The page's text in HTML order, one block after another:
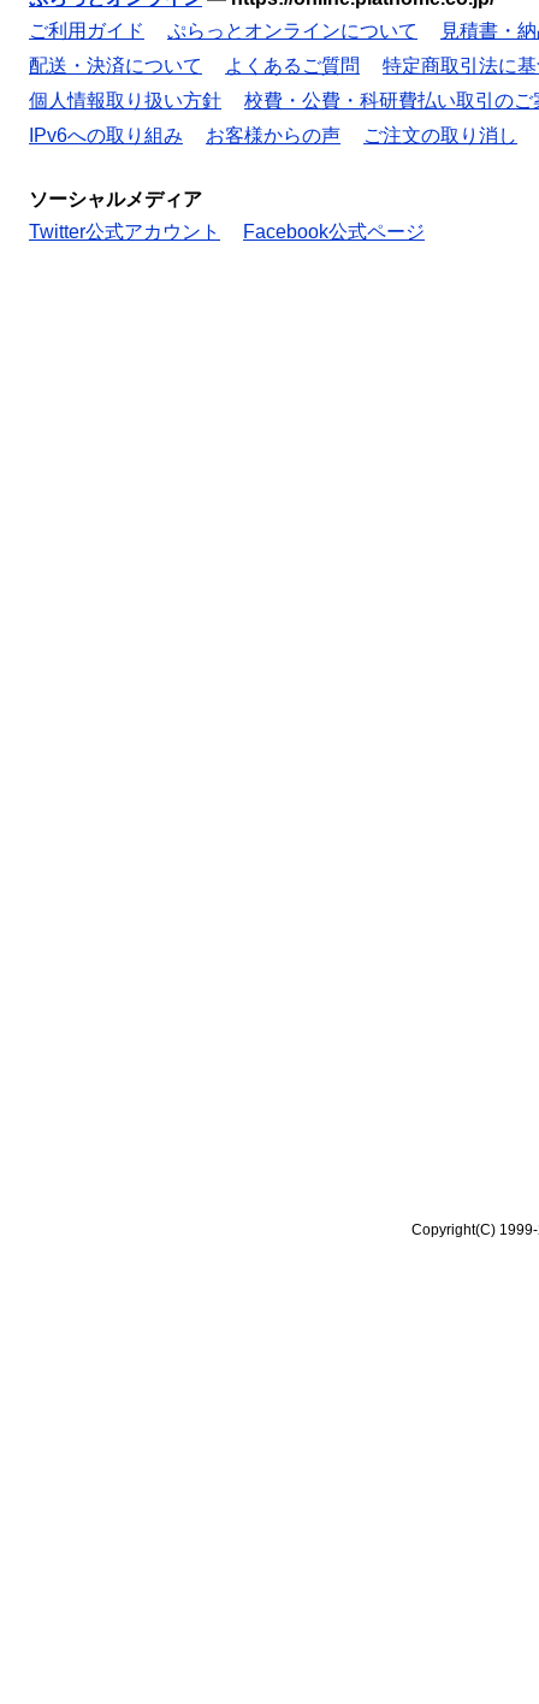
ご利用ガイド
ぷらっとオンラインについて
見積書・
配送・決済について
よくあるご質問
特定商取引法に
個人情報取り扱い方針
校費・公費・科研費払い取引のご
IPv6への取り組み
お客様からの声 ご注文の取り消し
ソーシャルメディア
Twitter公式アカウント
Facebook公式ページ
Copyright(C)